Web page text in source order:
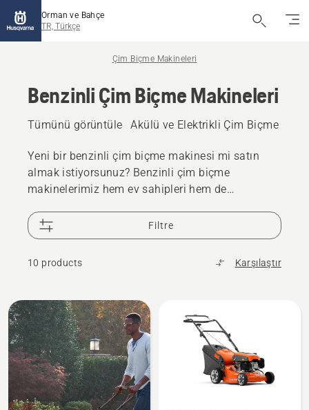
Orman ve Bahçe
TR, Türkçe
Çim Biçme Makineleri
Benzinli Çim Biçme Makineleri
Tümünü görüntüle Akülü ve Elektrikli Çim Biçme
Yeni bir benzinli çim biçme makinesi mi satın
almak istiyorsunuz? Benzinli çim biçme
makinelerimiz hem ev sahipleri hem de
teknolojili ve kolay çalıştırılan motorların yanı
sıra dayanıklı kesim tablalarına sahip olup
düzenli ve sağlıklı çimler için her seferinde birinci
sınıf kesim sonuçları sunar.
Filtre
10 products Karşılaştır
All
products